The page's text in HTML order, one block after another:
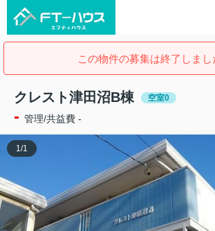
この物件の募集は終了しまし
クレスト津田沼B棟 空室0
- 管理/共益費 -
1/1